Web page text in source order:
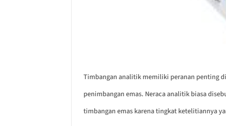
Timbangan analitik memiliki peranan penting
penimbangan emas. Neraca analitik biasa
timbangan emas karena tingkat ketelitiannya